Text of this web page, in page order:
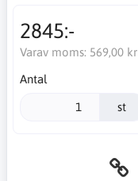
2845:-
Varav moms: 569,00 kr
Antal
st